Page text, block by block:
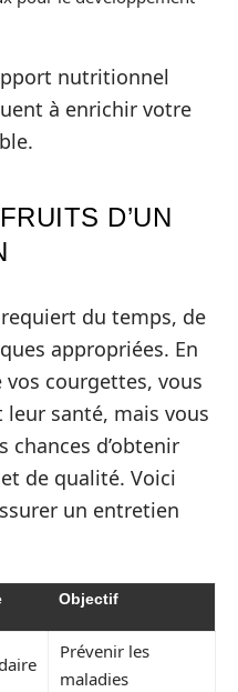
nutritionnel
à enrichir votre
D’UN
du temps, de
appropriées. En
courgettes, vous
santé, mais vous
chances d’obtenir
de qualité. Voici
un entretien
Objectif
Prévenir les
maladies